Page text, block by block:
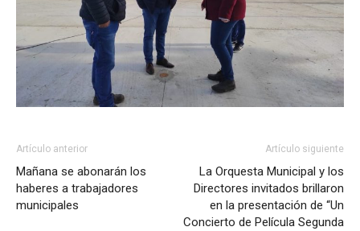
Artículo anterior
Mañana se abonarán los
haberes a trabajadores
municipales
Artículo siguiente
La Orquesta Municipal y los
Directores invitados brillaron
en la presentación de “Un
Concierto de Película Segunda